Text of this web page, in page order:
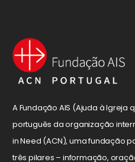
A Fundação AIS (Ajuda à Igreja
português da organização
in Need (ACN), uma fundação
três pilares – informação,